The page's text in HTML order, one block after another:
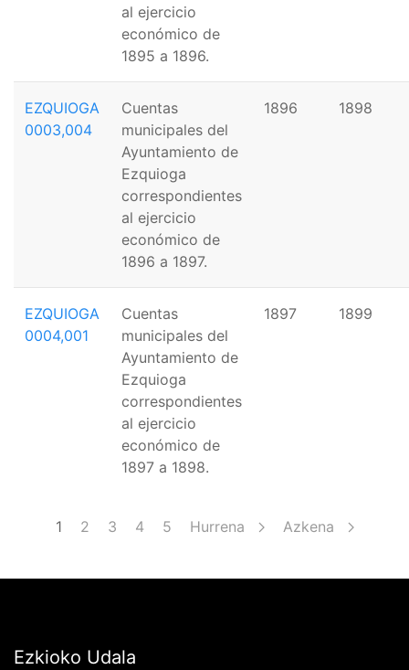
al ejercicio
económico de
1895 a 1896.
EZQUIOGA
0003,004
Cuentas
municipales del
Ayuntamiento de
Ezquioga
correspondientes
al ejercicio
económico de
1896 a 1897.
1896 1898
EZQUIOGA
0004,001
Cuentas
municipales del
Ayuntamiento de
Ezquioga
correspondientes
al ejercicio
económico de
1897 a 1898.
1897 1899
Pagination
1 Page
2 Page
3 Page
4 Page
5 Hurrena Azkena
Ezkioko Udala